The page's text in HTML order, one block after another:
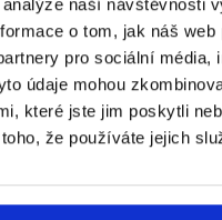
naší návštěvnosti
o tom, jak náš web
pro sociální média,
údaje mohou
které jste jim poskytli
že používáte jejich
také zakoupili